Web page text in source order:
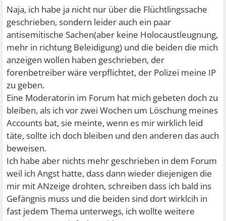
Ich habe panische Angst, die Polizei könnte bald bei mir
vor der Tür stehen und ich habe Angst ins Gefängnis zu
müssen. Ich weiß echt nicht was ich tun soll, bin total
verzweifelt. Ich hatte es doch wirklich nicht so gemeint,
war nur wütend und frustriert und wollte mal Dampf
ablassen, es tut mir doch jetzt leid was ich geschrieben
habe.
Naja, ich habe ja nicht nur über die Flüchtlingssache
geschrieben, sondern leider auch ein paar
antisemitische Sachen(aber keine Holocaustleugnung,
mehr in richtung Beleidigung) und die beiden die mich
anzeigen wollen haben geschrieben, der
forenbetreiber wäre verpflichtet, der Polizei meine IP
zu geben.
Eine Moderatorin im Forum hat mich gebeten doch zu
bleiben, als ich vor zwei Wochen um Löschung meines
Accounts bat, sie meinte, wenn es mir wirklich leid
täte, sollte ich doch bleiben und den anderen das auch
beweisen.
Ich habe aber nichts mehr geschrieben in dem Forum
weil ich Angst hatte, dass dann wieder diejenigen die
mir mit ANzeige drohten, schreiben dass ich bald ins
Gefängnis muss und die beiden sind dort wirklcih in
fast jedem Thema unterwegs, ich wollte weitere